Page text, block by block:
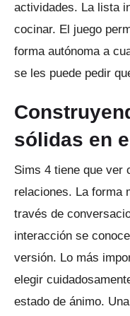
actividades. La lista
cocinar. El juego
forma autónoma a
se les puede pedir
sólidas en
Sims 4 tiene que ver
relaciones. La forma
través de
interacción se
versión. Lo más
elegir
estado de ánimo.